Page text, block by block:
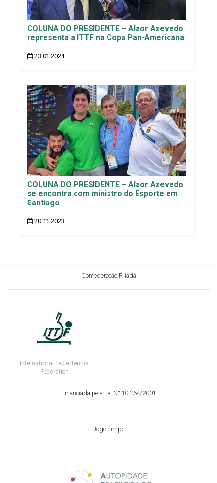
COLUNA DO PRESIDENTE – Alaor Azevedo
representa a ITTF na Copa Pan-Americana
23.01.2024
COLUNA DO PRESIDENTE – Alaor Azevedo
se encontra com ministro do Esporte em
Santiago
20.11.2023
Confederação Filiada
International Table Tennis
Federation
Financiada pela Lei N° 10.264/2001
Jogo Limpo